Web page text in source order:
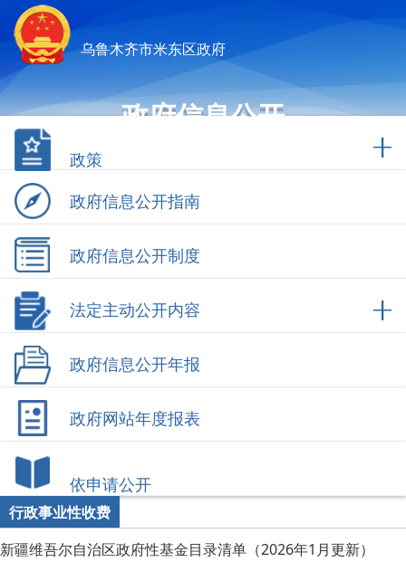
乌鲁木齐市米东区政府
政府信息公开
政策
政府信息公开指南
政府信息公开制度
法定主动公开内容
政府信息公开年报
政府网站年度报表
依申请公开
行政事业性收费
新疆维吾尔自治区政府性基金目录清单（2026年1月更新）